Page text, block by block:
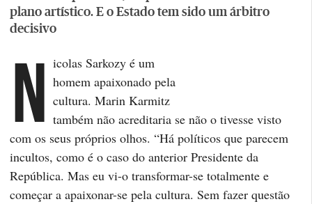
plano artístico. E o Estado tem sido um árbitro
decisivo
N icolas Sarkozy é um
homem apaixonado pela
cultura. Marin Karmitz
também não acreditaria se não o tivesse visto
com os seus próprios olhos. “Há políticos que parecem
incultos, como é o caso do anterior Presidente da
República. Mas eu vi-o transformar-se totalmente e
começar a apaixonar-se pela cultura. Sem fazer questão